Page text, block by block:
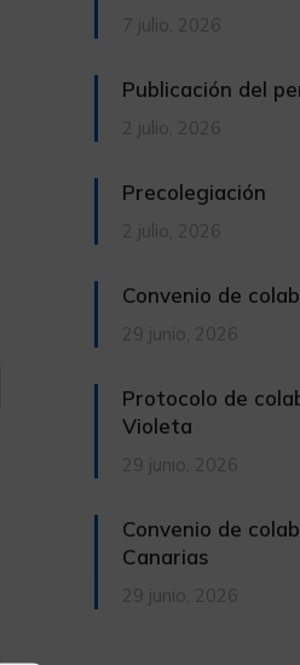
7 julio, 2026
Publicación del
2 julio, 2026
Precolegiación
2 julio, 2026
Convenio de
29 junio, 2026
Protocolo de
Violeta
29 junio, 2026
Convenio de
Canarias
29 junio, 2026